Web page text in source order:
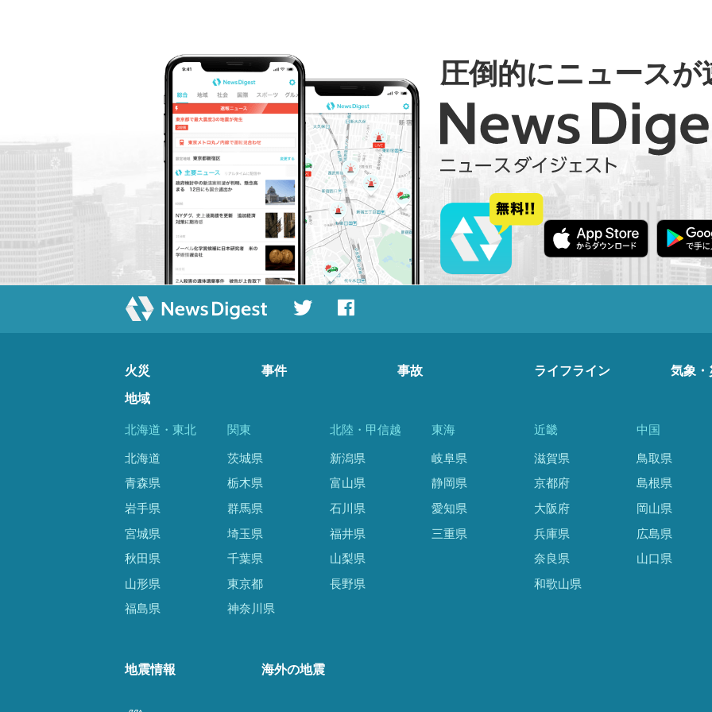
圧倒的にニュースが
火災 事件 事故 ライフライン 気象・
地域
北海道・東北
北海道
青森県
岩手県
宮城県
秋田県
山形県
福島県
関東
茨城県
栃木県
群馬県
埼玉県
千葉県
東京都
神奈川県
北陸・甲信越
新潟県
富山県
石川県
福井県
山梨県
長野県
東海
岐阜県
静岡県
愛知県
三重県
近畿
滋賀県
京都府
大阪府
兵庫県
奈良県
和歌山県
中国
鳥取県
島根県
岡山県
広島県
山口県
地震情報 海外の地震